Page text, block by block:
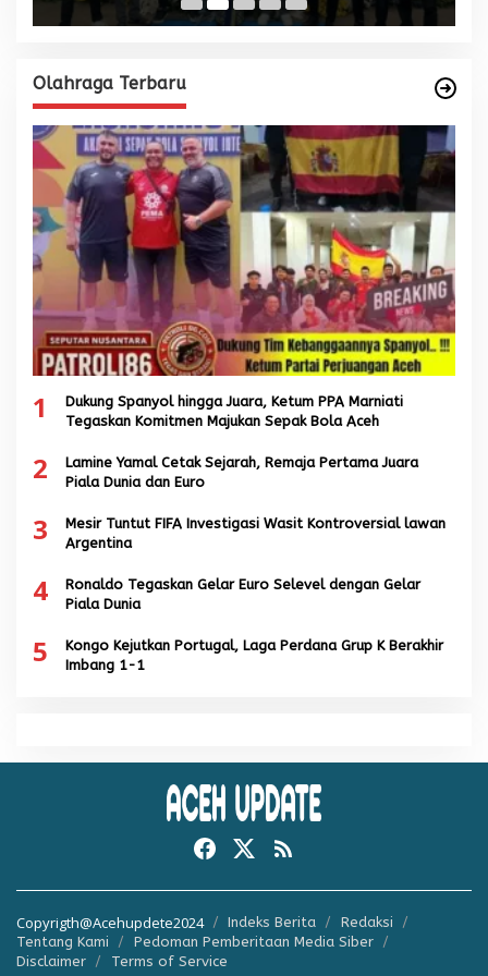
Olahraga Terbaru
1
Dukung Spanyol hingga Juara, Ketum PPA Marniati
Tegaskan Komitmen Majukan Sepak Bola Aceh
2
Lamine Yamal Cetak Sejarah, Remaja Pertama Juara
Piala Dunia dan Euro
3
Mesir Tuntut FIFA Investigasi Wasit Kontroversial lawan
Argentina
4
Ronaldo Tegaskan Gelar Euro Selevel dengan Gelar
Piala Dunia
5
Kongo Kejutkan Portugal, Laga Perdana Grup K Berakhir
Imbang 1-1
Copyrigth@Acehupdete2024 Indeks Berita
Redaksi
Tentang Kami
Pedoman Pemberitaan Media Siber
Disclaimer
Terms of Service